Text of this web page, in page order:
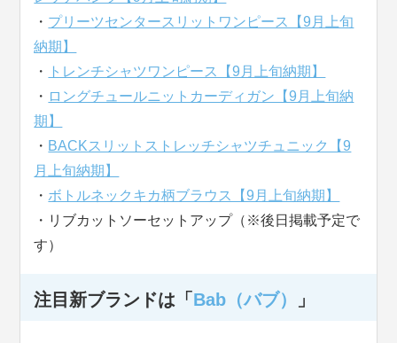
・ プリーツセンタースリットワンピース【9月上旬
納期】
・
トレンチシャツワンピース【9月上旬納期】
・ ロングチュールニットカーディガン【9月上旬納
期】
・ BACKスリットストレッチシャツチュニック【9
月上旬納期】
・ ボトルネックキカ柄ブラウス【9月上旬納期】
・リブカットソーセットアップ（※後日掲載予定で
す）
注目新ブランドは「 Bab（バブ） 」